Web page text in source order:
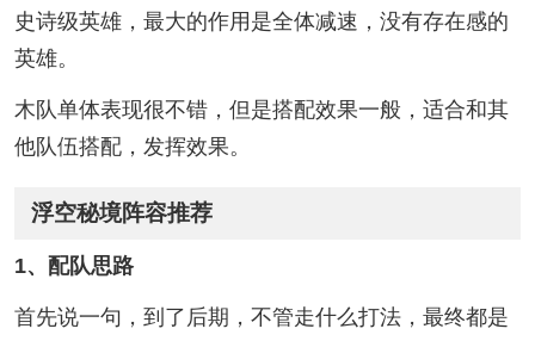
史诗级英雄，最大的作用是全体减速，没有存在感的
英雄。
木队单体表现很不错，但是搭配效果一般，适合和其
他队伍搭配，发挥效果。
浮空秘境阵容推荐
1、配队思路
首先说一句，到了后期，不管走什么打法，最终都是